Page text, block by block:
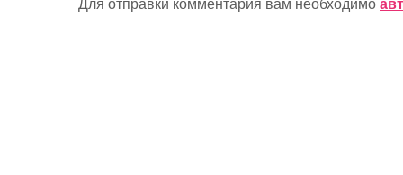
Для отправки комментария вам необходимо